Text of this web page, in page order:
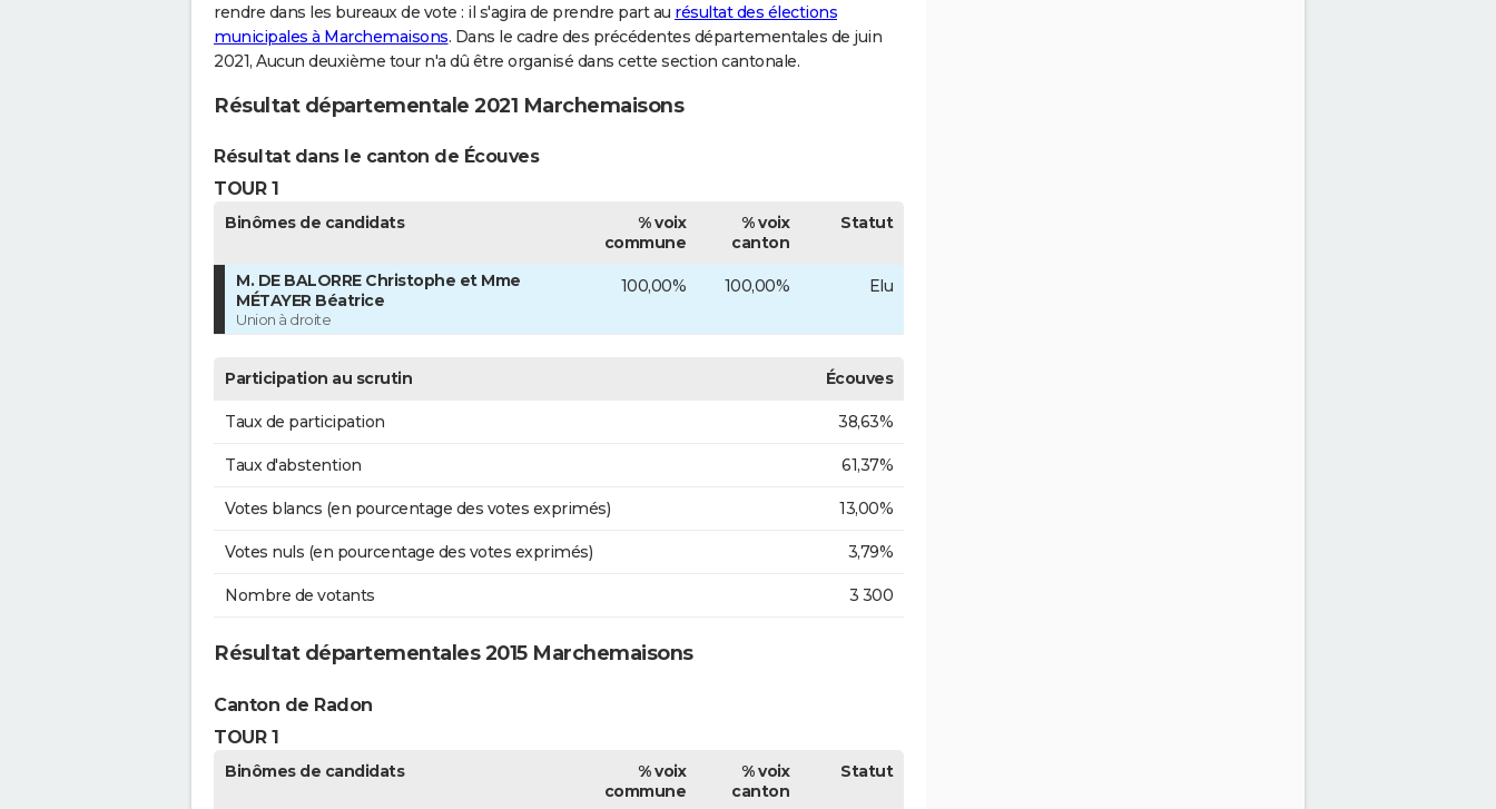
rendre dans les bureaux de vote : il s'agira de prendre part au résultat des élections
municipales à Marchemaisons. Dans le cadre des précédentes départementales de juin
2021, Aucun deuxième tour n'a dû être organisé dans cette section cantonale.
Résultat départementale 2021 Marchemaisons
Résultat dans le canton de Écouves
TOUR 1
Binômes de candidats
% voix
commune
% voix
canton
Statut
M. DE BALORRE Christophe et Mme
MÉTAYER Béatrice
Union à droite
100,00% 100,00% Elu
Participation au scrutin Écouves
Taux de participation 38,63%
Taux d'abstention 61,37%
Votes blancs (en pourcentage des votes exprimés) 13,00%
Votes nuls (en pourcentage des votes exprimés) 3,79%
Nombre de votants 3 300
Résultat départementales 2015 Marchemaisons
Canton de Radon
TOUR 1
Binômes de candidats
% voix
commune
% voix
canton
Statut